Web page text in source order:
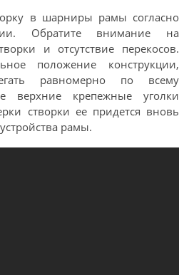
в шарниры рамы согласно
Обратите внимание на
и отсутствие перекосов.
положение конструкции,
равномерно по всему
верхние крепежные уголки
створки ее придется вновь
рамы.